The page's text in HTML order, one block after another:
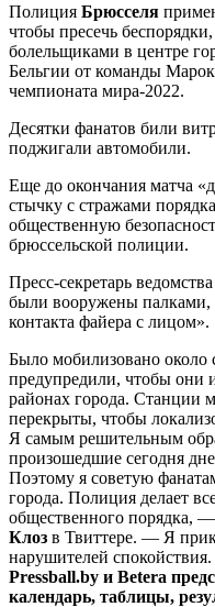
Полиция Брюсселя
чтобы пресечь
болельщиками в центре
Бельгии от команды
чемпионата мира-2022.
Десятки фанатов били
поджигали автомобили.
Еще до окончания матча
стычку с стражами
общественную
брюссельской полиции.
Пресс-секретарь
были вооружены палками,
контакта файера с лицом».
Было мобилизовано около
предупредили, чтобы они
районах города. Станции
перекрыты, чтобы
Я самым решительным
произошедшие сегодня
Поэтому я советую
города. Полиция делает
общественного порядка,
Клоз в Твиттере. — Я
нарушителей спокойствия.
Pressball.by и Betera
календарь, таблицы,